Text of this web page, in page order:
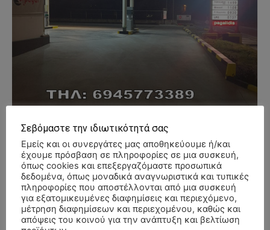
- Advertisment -
Σεβόμαστε την ιδιωτικότητά σας
Εμείς και οι συνεργάτες μας αποθηκεύουμε ή/και
έχουμε πρόσβαση σε πληροφορίες σε μια συσκευή,
όπως cookies και επεξεργαζόμαστε προσωπικά
δεδομένα, όπως μοναδικά αναγνωριστικά και τυπικές
πληροφορίες που αποστέλλονται από μια συσκευή
για εξατομικευμένες διαφημίσεις και περιεχόμενο,
μέτρηση διαφημίσεων και περιεχομένου, καθώς και
απόψεις του κοινού για την ανάπτυξη και βελτίωση